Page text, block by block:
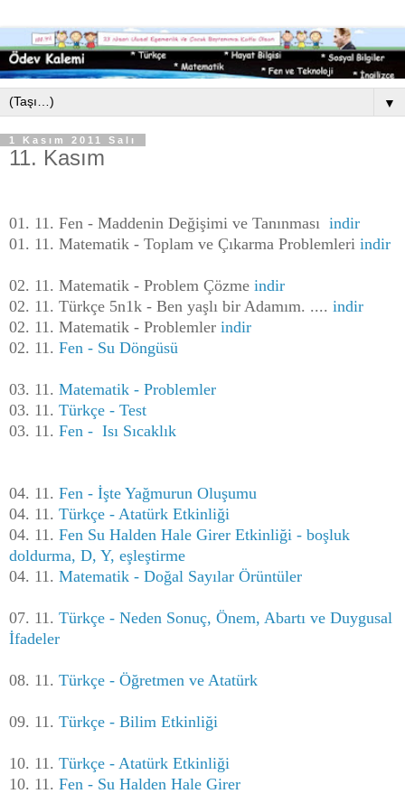
▼
1 Kasım 2011 Salı
11. Kasım
01. 11. Fen - Maddenin Değişimi ve Tanınması indir
01. 11. Matematik - Toplam ve Çıkarma Problemleri indir
02. 11. Matematik - Problem Çözme indir
02. 11. Türkçe 5n1k - Ben yaşlı bir Adamım. .... indir
02. 11. Matematik - Problemler indir
02. 11. Fen - Su Döngüsü
03. 11. Matematik - Problemler
03. 11. Türkçe - Test
03. 11. Fen - Isı Sıcaklık
04. 11. Fen - İşte Yağmurun Oluşumu
04. 11. Türkçe - Atatürk Etkinliği
04. 11. Fen Su Halden Hale Girer Etkinliği - boşluk
doldurma, D, Y, eşleştirme
04. 11. Matematik - Doğal Sayılar Örüntüler
07. 11. Türkçe - Neden Sonuç, Önem, Abartı ve Duygusal
İfadeler
08. 11. Türkçe - Öğretmen ve Atatürk
09. 11. Türkçe - Bilim Etkinliği
10. 11. Türkçe - Atatürk Etkinliği
10. 11. Fen - Su Halden Hale Girer